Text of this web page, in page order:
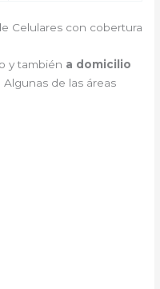
Celulares con cobertura
y también a domicilio
. Algunas de las áreas